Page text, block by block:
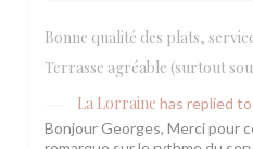
Bonne qualité des plats,
Terrasse agréable (surtout
La Lorraine has replied
Bonjour Georges, Merci pour